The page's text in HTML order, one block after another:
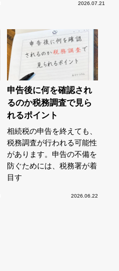
2026.07.21
申告後に何を確認され
るのか税務調査で見ら
れるポイント
相続税の申告を終えても、
税務調査が行われる可能性
があります。申告の不備を
防ぐためには、税務署が着
目す
2026.06.22